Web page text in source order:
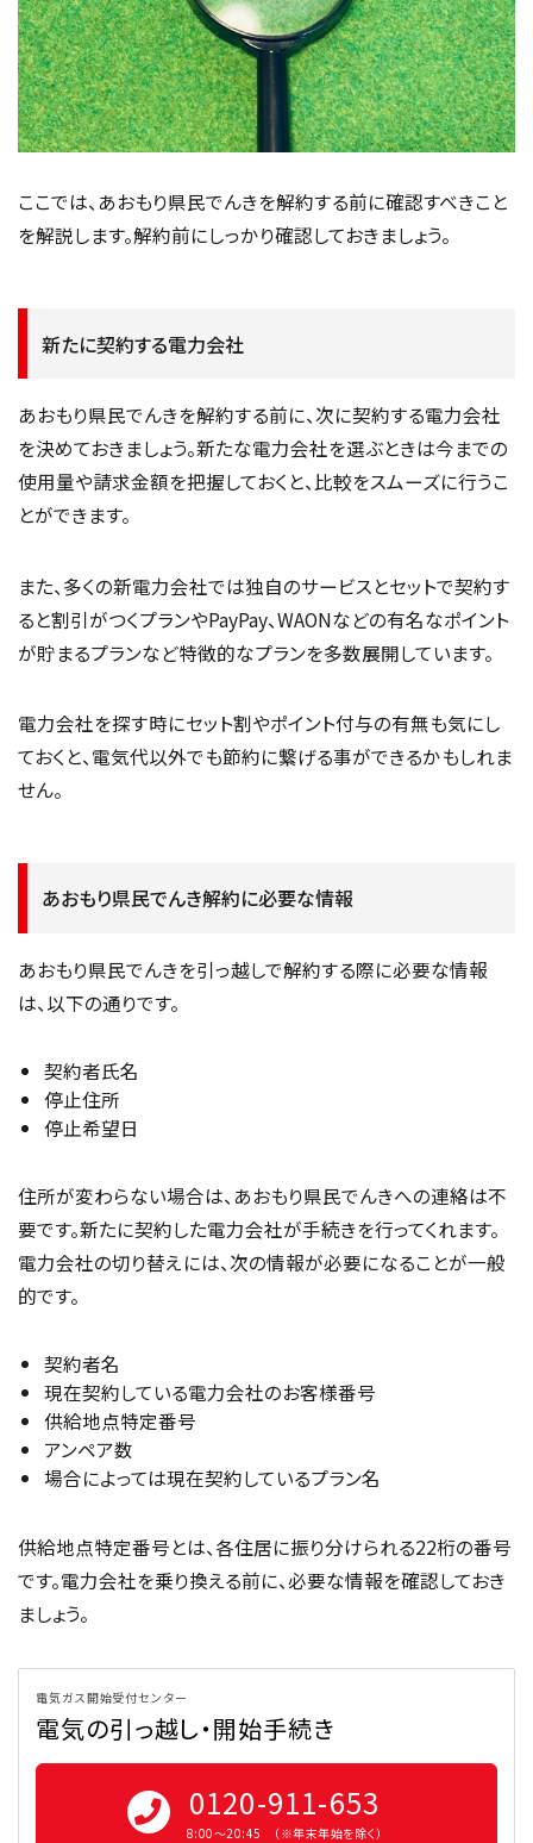
ここでは、あおもり県民でんきを解約する前に確認すべきこと
を解説します。解約前にしっかり確認しておきましょう。
新たに契約する電力会社
あおもり県民でんきを解約する前に、次に契約する電力会社
を決めておきましょう。新たな電力会社を選ぶときは今までの
使用量や請求金額を把握しておくと、比較をスムーズに行うこ
とができます。
また、多くの新電力会社では独自のサービスとセットで契約す
ると割引がつくプランやPayPay、WAONなどの有名なポイント
が貯まるプランなど特徴的なプランを多数展開しています。
電力会社を探す時にセット割やポイント付与の有無も気にし
ておくと、電気代以外でも節約に繋げる事ができるかもしれま
せん。
あおもり県民でんき解約に必要な情報
あおもり県民でんきを引っ越しで解約する際に必要な情報
は、以下の通りです。
契約者氏名
停止住所
停止希望日
住所が変わらない場合は、あおもり県民でんきへの連絡は不
要です。新たに契約した電力会社が手続きを行ってくれます。
電力会社の切り替えには、次の情報が必要になることが一般
的です。
契約者名
現在契約している電力会社のお客様番号
供給地点特定番号
アンペア数
場合によっては現在契約しているプラン名
供給地点特定番号とは、各住居に振り分けられる22桁の番号
です。電力会社を乗り換える前に、必要な情報を確認しておき
ましょう。
電気ガス開始受付センター
電気の引っ越し・開始手続き
0120-911-653
8:00〜20:45 （※年末年始を除く）